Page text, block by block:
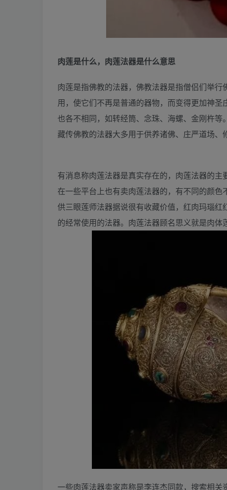
肉莲是什么，肉莲法器是什么意思
肉莲是指佛教的法器，佛教法器是指僧侣们举
用，使它们不再是普通的器物，而变得更加神
也各不相同，如转经筒、念珠、海螺、金刚杵
藏传佛教的法器大多用于供养诸佛、庄严道场、
有消息称肉莲法器是真实存在的，肉莲法器的
在一些平台上也有卖肉莲法器的，有不同的颜
供三眼莲师法器据说很有收藏价值，红肉玛瑙
的经常使用的法器。肉莲法器顾名思义就是肉
一些肉莲法器卖家声称是李连杰同款，搜索相